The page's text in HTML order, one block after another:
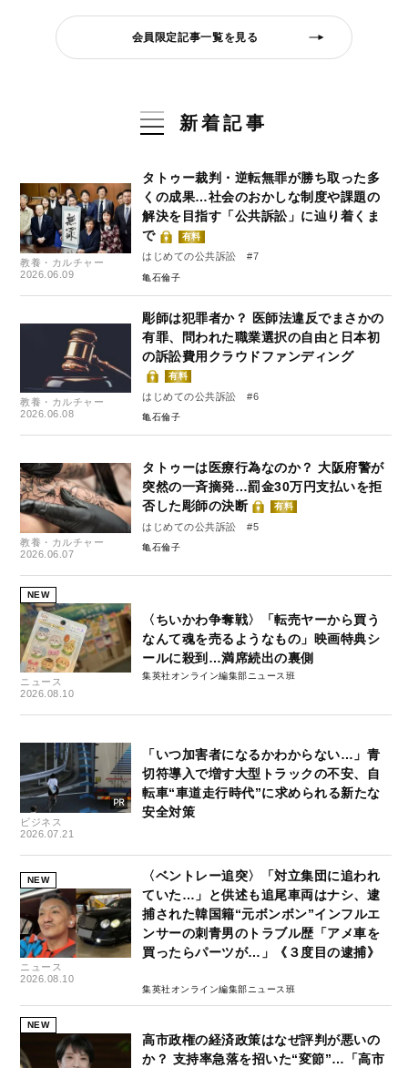
会員限定記事一覧を見る
新着記事
教養・カルチャー
2026.06.09
タトゥー裁判・逆転無罪が勝ち取った多
くの成果…社会のおかしな制度や課題の
解決を目指す「公共訴訟」に辿り着くま
で
有料
はじめての公共訴訟 #7
亀石倫子
教養・カルチャー
2026.06.08
彫師は犯罪者か？ 医師法違反でまさかの
有罪、問われた職業選択の自由と日本初
の訴訟費用クラウドファンディング
有料
はじめての公共訴訟 #6
亀石倫子
教養・カルチャー
2026.06.07
タトゥーは医療行為なのか？ 大阪府警が
突然の一斉摘発…罰金30万円支払いを拒
否した彫師の決断
有料
はじめての公共訴訟 #5
亀石倫子
NEW
ニュース
2026.08.10
〈ちいかわ争奪戦〉「転売ヤーから買う
なんて魂を売るようなもの」映画特典シ
ールに殺到…満席続出の裏側
集英社オンライン編集部ニュース班
ビジネス
2026.07.21
「いつ加害者になるかわからない…」青
切符導入で増す大型トラックの不安、自
転車“車道走行時代”に求められる新たな
安全対策
NEW
ニュース
2026.08.10
〈ベントレー追突〉「対立集団に追われ
ていた…」と供述も追尾車両はナシ、逮
捕された韓国籍“元ボンボン”インフルエ
ンサーの刺青男のトラブル歴「アメ車を
買ったらパーツが…」《３度目の逮捕》
集英社オンライン編集部ニュース班
NEW
高市政権の経済政策はなぜ評判が悪いの
か？ 支持率急落を招いた“変節”…「高市